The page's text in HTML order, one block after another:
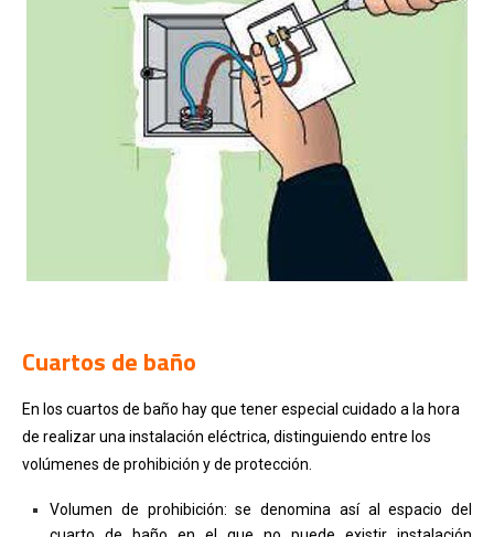
Cuartos de baño
En los cuartos de baño hay que tener especial cuidado a la hora
de realizar una instalación eléctrica, distinguiendo entre los
volúmenes de prohibición y de protección.
Volumen de prohibición: se denomina así al espacio del